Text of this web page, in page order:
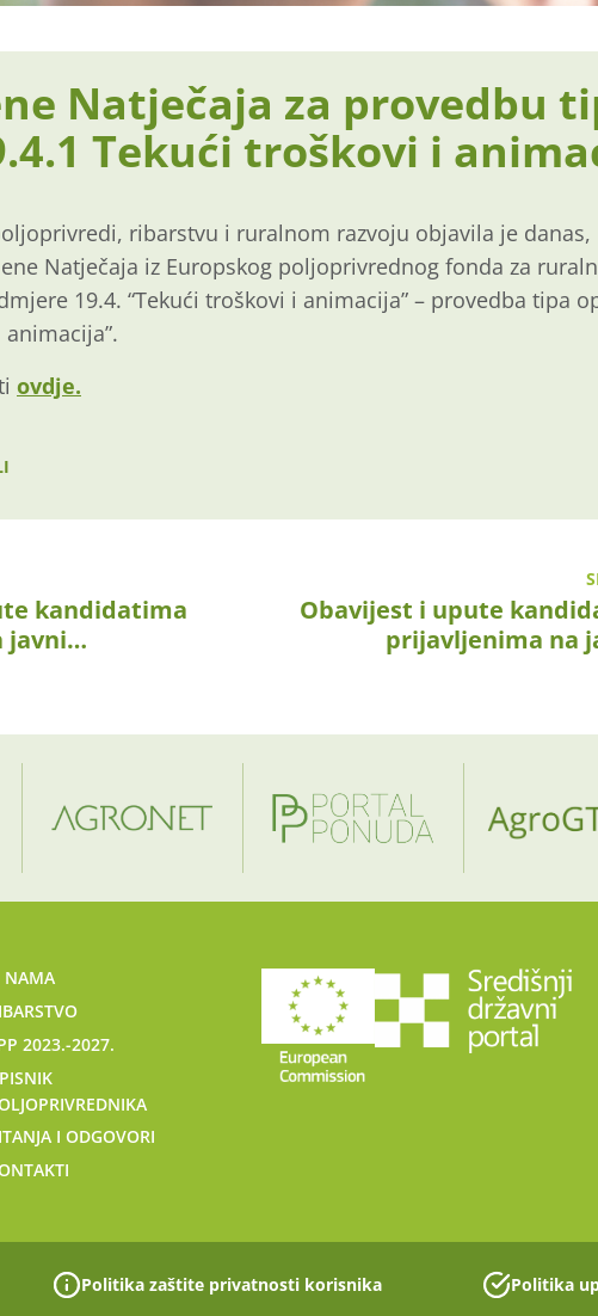
Natječaja za provedbu
Tekući troškovi i
ribarstvu i ruralnom razvoju objavila je danas,
Natječaja iz Europskog poljoprivrednog fonda za
19.4. “Tekući troškovi i animacija” – provedba tipa
animacija”.
ovdje.
kandidatima
javni…
Obavijest i upute
prijavljenima na
NAMA
2023.-2027.
I ODGOVORI
Politika zaštite privatnosti korisnika Politika